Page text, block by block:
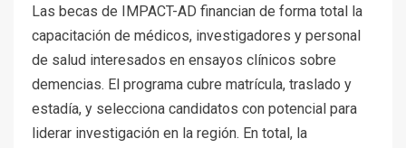
Las becas de IMPACT-AD financian de forma total la
capacitación de médicos, investigadores y personal
de salud interesados en ensayos clínicos sobre
demencias. El programa cubre matrícula, traslado y
estadía, y selecciona candidatos con potencial para
liderar investigación en la región. En total, la